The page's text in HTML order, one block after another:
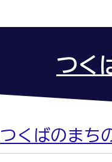
つく
つくばのまち